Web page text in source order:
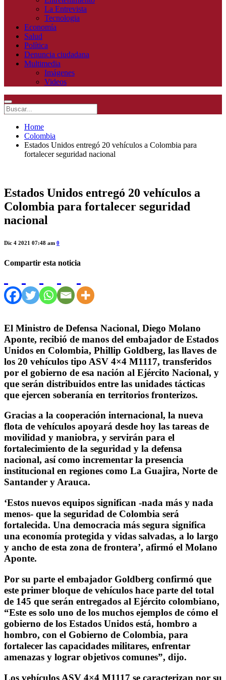
La Entrevista
Tecnologia
Economía
Salud
Política
Denuncia ciudadana
Multimedia
Imágenes
Videos
Home
Colombia
Estados Unidos entregó 20 vehículos a Colombia para
fortalecer seguridad nacional
Estados Unidos entregó 20 vehículos a
Colombia para fortalecer seguridad
nacional
Dic 4 2021 07:48 am 0
Compartir esta noticia
El Ministro de Defensa Nacional, Diego Molano
Aponte, recibió de manos del embajador de Estados
Unidos en Colombia, Phillip Goldberg, las llaves de
los 20 vehículos tipo ASV 4×4 M1117, transferidos
por el gobierno de esa nación al Ejército Nacional, y
que serán distribuidos entre las unidades tácticas
que ejercen soberanía en territorios fronterizos.
Gracias a la cooperación internacional, la nueva
flota de vehículos apoyará desde hoy las tareas de
movilidad y maniobra, y servirán para el
fortalecimiento de la seguridad y la defensa
nacional, así como incrementar la presencia
institucional en regiones como La Guajira, Norte de
Santander y Arauca.
‘Estos nuevos equipos significan -nada más y nada
menos- que la seguridad de Colombia será
fortalecida. Una democracia más segura significa
una economía protegida y vidas salvadas, a lo largo
y ancho de esta zona de frontera’, afirmó el Molano
Aponte.
Por su parte el embajador Goldberg confirmó que
este primer bloque de vehículos hace parte del total
de 145 que serán entregados al Ejército colombiano,
“Este es solo uno de los muchos ejemplos de cómo el
gobierno de los Estados Unidos está, hombro a
hombro, con el Gobierno de Colombia, para
fortalecer las capacidades militares, enfrentar
amenazas y lograr objetivos comunes”, dijo.
Los vehículos ASV 4×4 M1117 se caracterizan por su